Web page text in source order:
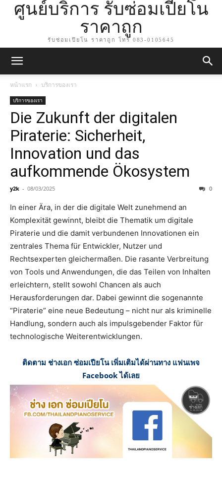
ศูนย์บริการ รับซ่อมเปียโน
ราคาถูก
รับซ่อมเปียโน ราคาถูก โทร 083-0105645
หน้าแรก บริการของเรา
บริการของเรา
Die Zukunft der digitalen
Piraterie: Sicherheit,
Innovation und das
aufkommende Ökosystem
y2k - 08/03/2025 0
In einer Ära, in der die digitale Welt zunehmend an
Komplexität gewinnt, bleibt die Thematik um digitale
Piraterie und die damit verbundenen Innovationen ein
zentrales Thema für Entwickler, Nutzer und
Rechtsexperten gleichermaßen. Die rasante Verbreitung
von Tools und Anwendungen, die das Teilen von Inhalten
erleichtern, stellt sowohl Chancen als auch
Herausforderungen dar. Dabei gewinnt die sogenannte
“Piraterie” eine neue Bedeutung – nicht nur als kriminelle
Handlung, sondern auch als impulsgebender Faktor für
technologische Weiterentwicklungen.
ติดตาม ช่างเอก ซ่อมเปียโน เพิ่มเติมได้ผ่านทาง แฟนเพจ
Facebook ได้เลย